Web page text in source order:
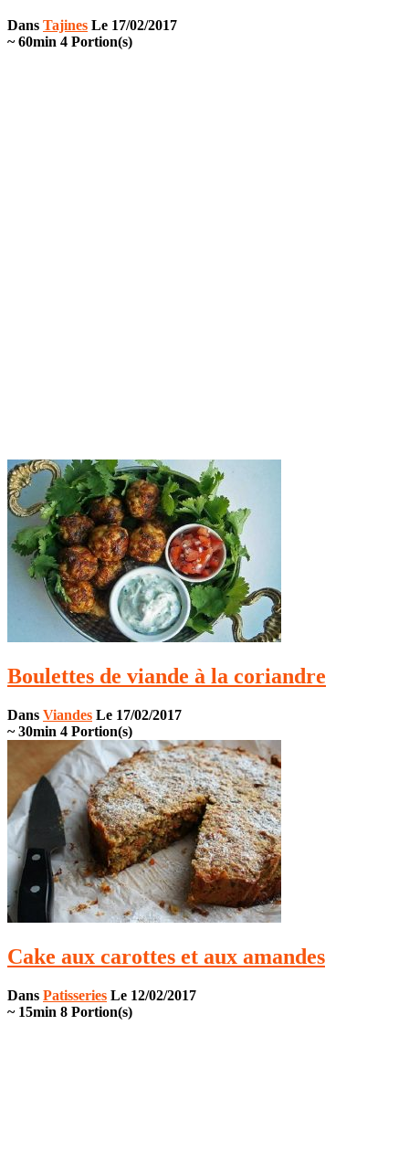
Dans Tajines Le 17/02/2017
~ 60min 4 Portion(s)
Boulettes de viande à la coriandre
Dans Viandes Le 17/02/2017
~ 30min 4 Portion(s)
Cake aux carottes et aux amandes
Dans Patisseries Le 12/02/2017
~ 15min 8 Portion(s)